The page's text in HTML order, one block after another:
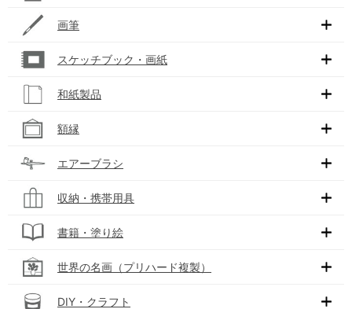
画筆
スケッチブック・画紙
和紙製品
額縁
エアーブラシ
収納・携帯用具
書籍・塗り絵
世界の名画（プリハード複製）
DIY・クラフト